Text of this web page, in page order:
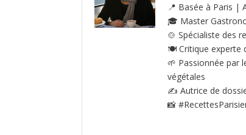
📍 Basée à Paris |
🎓 Master
🍲 Spécialiste des
🍽️ Critique experte
🌱 Passionnée par
végétales
✍️ Autrice de
📸